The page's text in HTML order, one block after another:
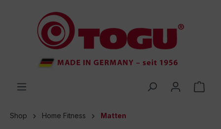
springen
Shop Home Fitness Matten